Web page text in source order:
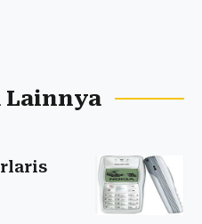
Lainnya